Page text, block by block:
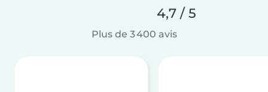
4,7 / 5
Plus de 3 400 avis